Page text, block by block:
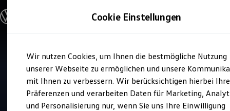
Hauptinhalt
springen
Footer
springen
Modelle & Konfigurator
Nutzfahrzeugkategorien entdecken
Modelle konfigurieren
Vorgängermodelle und Oldtimer
Vorgängermodelle
Oldtimer
Bulli Historie
Branchenlösungen & Gewerbekunden
Umbaulösungen und Hersteller finden
Service
Autohaus Raschick
4.7| 43 Bewertungen
Cookie Einstellungen
Wir nutzen Cookies, um Ihnen die bestmögliche Nutzung
unserer Webseite zu ermöglichen und unsere
mit Ihnen zu verbessern. Wir berücksichtigen hierbei Ihre
Präferenzen und verarbeiten Daten für Marketing,
und Personalisierung nur, wenn Sie uns Ihre Einwilligung